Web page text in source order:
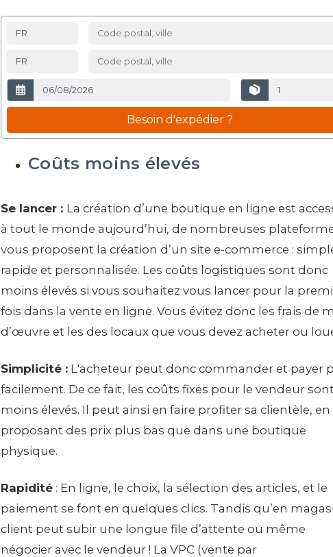
Besoin d'expédier ?
Coûts moins élevés
Se lancer : La création d’une boutique en ligne est
à tout le monde aujourd’hui, de nombreuses
vous proposent la création d’un site e-commerce :
rapide et personnalisée. Les coûts logistiques sont donc
moins élevés si vous souhaitez vous lancer pour la
fois dans la vente en ligne. Vous évitez donc les frais de
d’œuvre et les des locaux que vous devez acheter ou
Simplicité : L'acheteur peut donc commander et payer
facilement. De ce fait, les coûts fixes pour le vendeur sont
moins élevés. Il peut ainsi en faire profiter sa clientèle, en
proposant des prix plus bas que dans une boutique
physique.
Rapidité : En ligne, le choix, la sélection des articles, et le
paiement se font en quelques clics. Tandis qu’en
client peut subir une longue file d’attente ou même
négocier avec le vendeur ! La VPC (vente par